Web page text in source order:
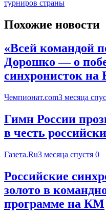
турниров страны
Похожие новости
«Всей командой
Дорошко — о
синхронисток
Чемпионат.com3 месяца
Гимн России
в честь
Газета.Ru3 месяца спустя 0
Российские
золото в
программе на КМ